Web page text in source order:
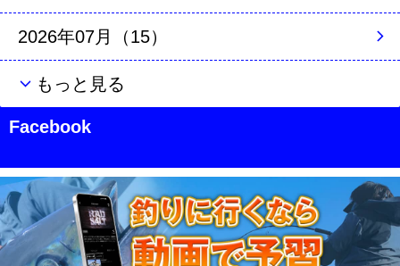
2026年07月（15）
もっと見る
Facebook